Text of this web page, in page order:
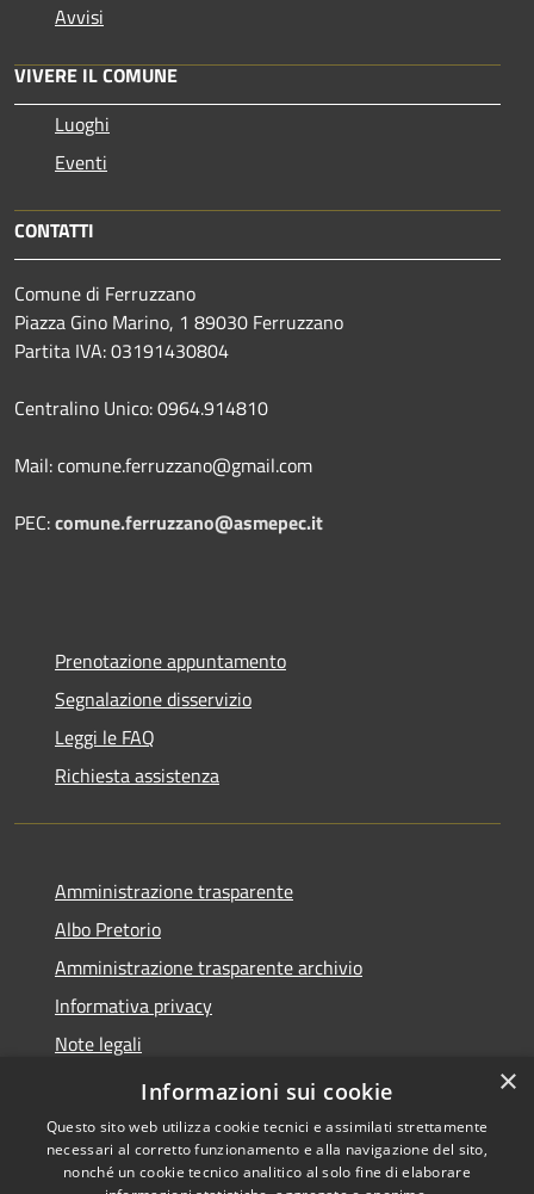
Avvisi
VIVERE IL COMUNE
Luoghi
Eventi
CONTATTI
Comune di Ferruzzano
Piazza Gino Marino, 1 89030 Ferruzzano
Partita IVA: 03191430804
Centralino Unico: 0964.914810
Mail: comune.ferruzzano@gmail.com
PEC:comune.ferruzzano@asmepec.it
Prenotazione appuntamento
Segnalazione disservizio
Leggi le FAQ
Richiesta assistenza
Amministrazione trasparente
Albo Pretorio
Amministrazione trasparente archivio
Informativa privacy
Note legali
Dichiarazione di accessibilità
×
Informazioni sui cookie
Questo sito web utilizza cookie tecnici e assimilati strettamente
necessari al corretto funzionamento e alla navigazione del sito,
nonché un cookie tecnico analitico al solo fine di elaborare